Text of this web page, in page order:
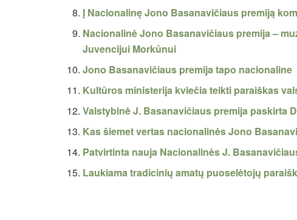
Į Nacionalinę Jono Basanavičiaus premiją
Nacionalinė Jono Basanavičiaus premija –
Juvencijui Morkūnui
Jono Basanavičiaus premija tapo nacionaline
Kultūros ministerija kviečia teikti paraiškas
Valstybinė J. Basanavičiaus premija paskirta
Kas šiemet vertas nacionalinės Jono
Patvirtinta nauja Nacionalinės J.
Laukiama tradicinių amatų puoselėtojų